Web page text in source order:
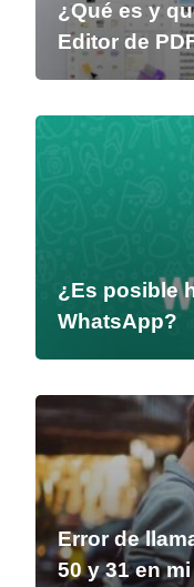
¿Qué es y
Editor de
¿Es posible
WhatsApp?
Error de
50 y 31 en